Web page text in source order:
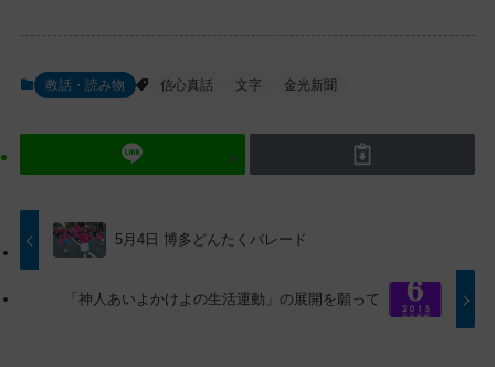
ッ
プ
に
動
す
る
教話・読み物 信心真話 文字 金光新聞
5月4日 博多どんたくパレード
「神人あいよかけよの生活運動」の展開を願って